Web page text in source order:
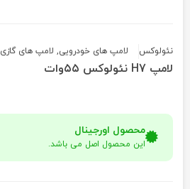
نئولوکس لامپ های خودرویی, لامپ های گازی
لامپ H7 نئولوکس ۵۵وات
محصول اورجینال
این محصول اصل می باشد.